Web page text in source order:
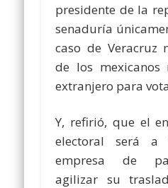
presidente de la
senaduría
caso de Veracruz
de los mexicanos
extranjero para
Y, refirió, que el
electoral será a
empresa de
agilizar su